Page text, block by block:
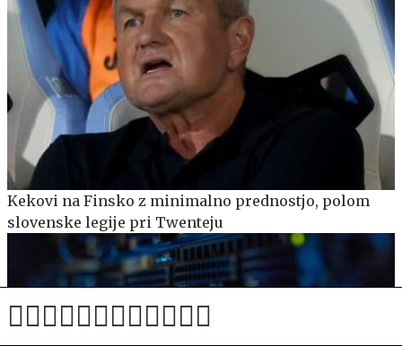
Kekovi na Finsko z minimalno prednostjo, polom
slovenske legije pri Twenteju